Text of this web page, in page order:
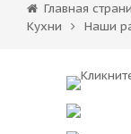
Главная
Кухни
Наши